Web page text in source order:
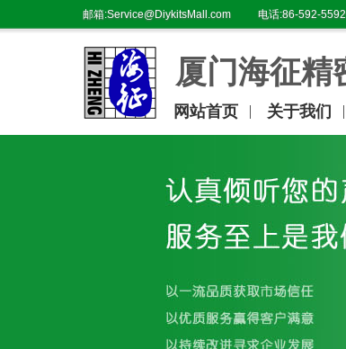
邮箱:Service@DiykitsMall.com 电话:86-592-
厦门海征精
网站首页 关于我们